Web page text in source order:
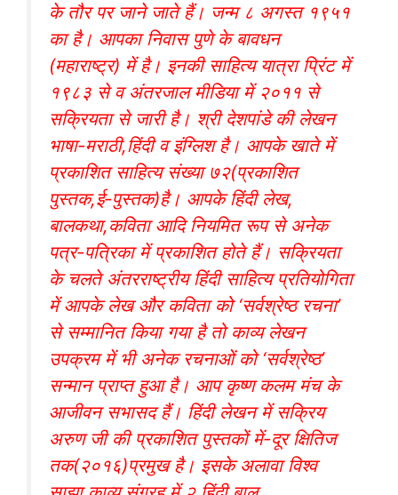
के तौर पर जाने जाते हैं। जन्म ८ अगस्त १९५१
का है। आपका निवास पुणे के बावधन
(महाराष्ट्र) में है। इनकी साहित्य यात्रा प्रिंट में
१९८३ से व अंतरजाल मीडिया में २०११ से
सक्रियता से जारी है। श्री देशपांडे की लेखन
भाषा-मराठी,हिंदी व इंग्लिश है। आपके खाते में
प्रकाशित साहित्य संख्या ७२(प्रकाशित
पुस्तक,ई-पुस्तक)है। आपके हिंदी लेख,
बालकथा,कविता आदि नियमित रूप से अनेक
पत्र-पत्रिका में प्रकाशित होते हैं। सक्रियता
के चलते अंतरराष्ट्रीय हिंदी साहित्य प्रतियोगिता
में आपके लेख और कविता को ‘सर्वश्रेष्ठ रचना’
से सम्मानित किया गया है तो काव्य लेखन
उपक्रम में भी अनेक रचनाओं को ‘सर्वश्रेष्ठ’
सन्मान प्राप्त हुआ है। आप कृष्ण कलम मंच के
आजीवन सभासद हैं। हिंदी लेखन में सक्रिय
अरुण जी की प्रकाशित पुस्तकों में-दूर क्षितिज
तक(२०१६)प्रमुख है। इसके अलावा विश्व